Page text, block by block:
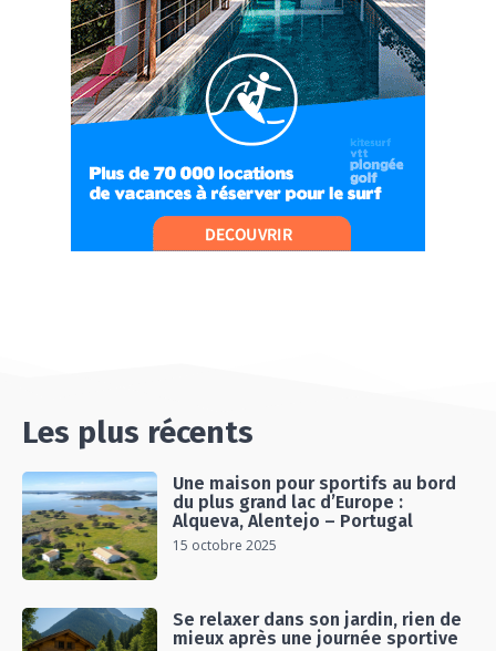
#Ep10 VLOG : UN SEJOUR SPORTIF PROCHE DE
PARIS !
07:37
#Ep11 VLOG : SÉJOUR AU BORD DE LA SAÔNE
ET AU LAC D’AIGUEBELETTE
05:55
#Ep12 VLOG : ANNECY, ENTRE LAC ET
06:26
UN SÉJOUR SPORT & NATURE
07:19
Les plus récents
Une maison pour sportifs au bord
du plus grand lac d’Europe :
Alqueva, Alentejo – Portugal
15 octobre 2025
Se relaxer dans son jardin, rien de
mieux après une journée sportive